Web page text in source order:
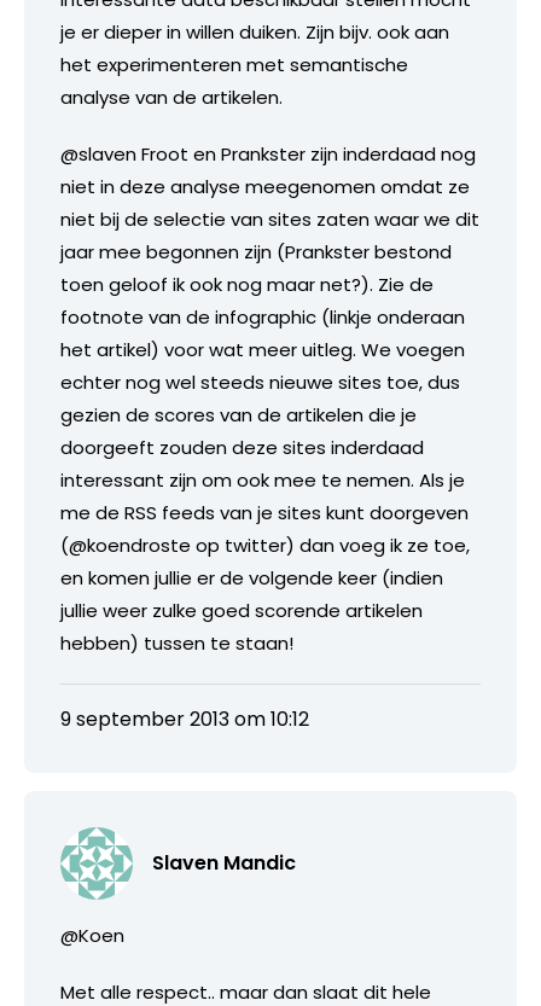
je er dieper in willen duiken. Zijn bijv. ook aan
het experimenteren met semantische
analyse van de artikelen.
@slaven Froot en Prankster zijn inderdaad nog
niet in deze analyse meegenomen omdat ze
niet bij de selectie van sites zaten waar we dit
jaar mee begonnen zijn (Prankster bestond
toen geloof ik ook nog maar net?). Zie de
footnote van de infographic (linkje onderaan
het artikel) voor wat meer uitleg. We voegen
echter nog wel steeds nieuwe sites toe, dus
gezien de scores van de artikelen die je
doorgeeft zouden deze sites inderdaad
interessant zijn om ook mee te nemen. Als je
me de RSS feeds van je sites kunt doorgeven
(@koendroste op twitter) dan voeg ik ze toe,
en komen jullie er de volgende keer (indien
jullie weer zulke goed scorende artikelen
hebben) tussen te staan!
9 september 2013 om 10:12
Slaven Mandic
@Koen
Met alle respect.. maar dan slaat dit hele